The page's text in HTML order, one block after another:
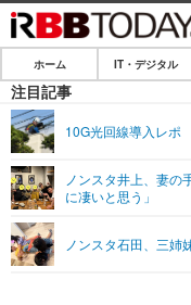
ホーム
IT・デジタル
ネタ
ショッピング
SPEED TEST
エンタメ
エンタメTOP
ライフ
ホーム IT・デジタル
注目記事
10G光回線導入レポ
ノンスタ井上、妻の
に凄いと思う」
ノンスタ石田、三姉